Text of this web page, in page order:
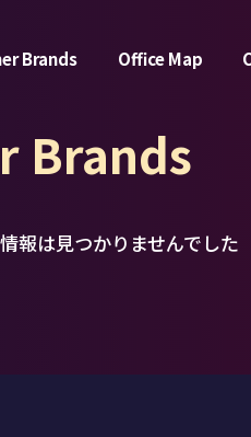
Brands Office Map
Brands
報は見つかりませんでした